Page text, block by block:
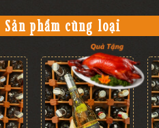
Sản phẩm cùng loại